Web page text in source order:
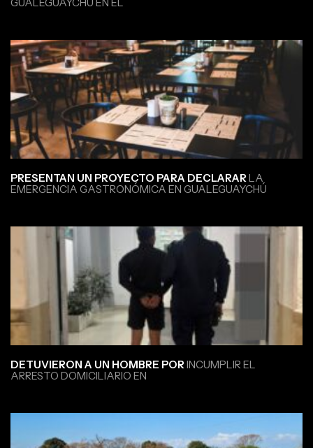
PRESENTAN UN PROYECTO PARA DECLARAR LA
EMERGENCIA GASTRONÓMICA EN GUALEGUAYCHÚ
DETUVIERON A UN HOMBRE POR INCUMPLIR EL
ARRESTO DOMICILIARIO EN